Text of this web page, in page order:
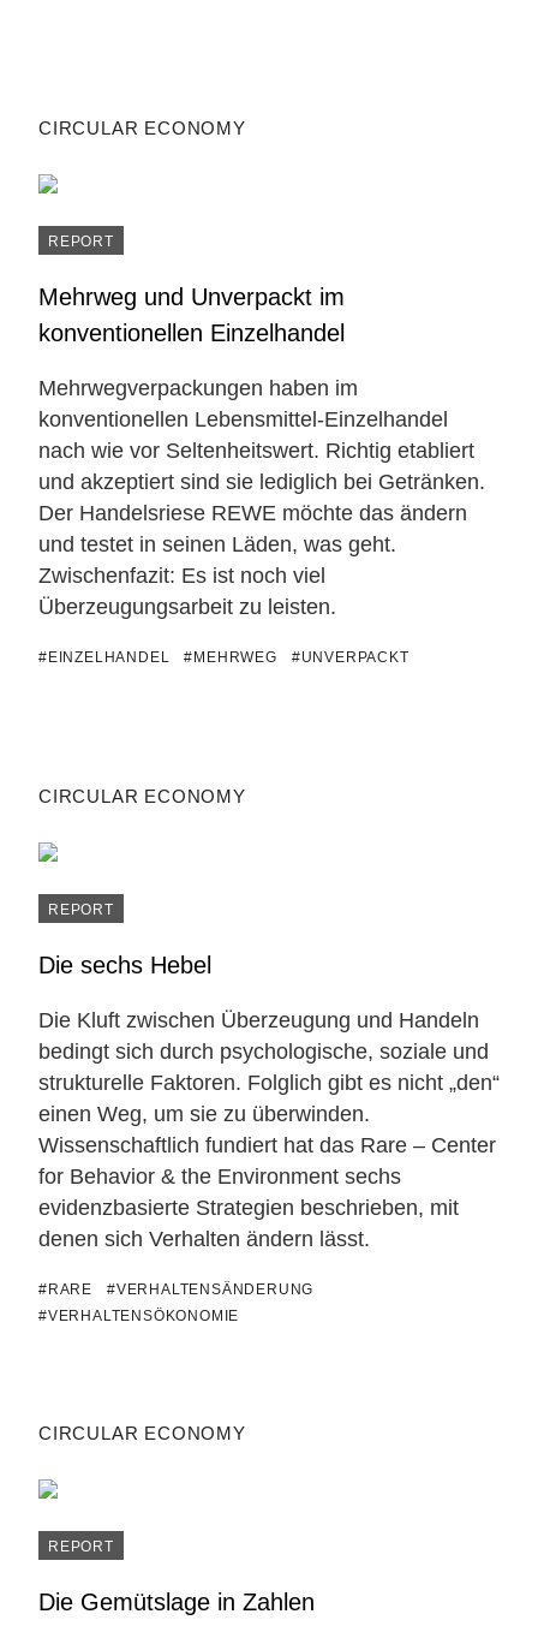
CIRCULAR ECONOMY
REPORT
Mehrweg und Unverpackt im
konventionellen Einzelhandel
Mehrwegverpackungen haben im
konventionellen Lebensmittel-Einzelhandel
nach wie vor Seltenheitswert. Richtig etabliert
und akzeptiert sind sie lediglich bei Getränken.
Der Handelsriese REWE möchte das ändern
und testet in seinen Läden, was geht.
Zwischenfazit: Es ist noch viel
Überzeugungsarbeit zu leisten.
#EINZELHANDEL #MEHRWEG #UNVERPACKT
CIRCULAR ECONOMY
REPORT
Die sechs Hebel
Die Kluft zwischen Überzeugung und Handeln
bedingt sich durch psychologische, soziale und
strukturelle Faktoren. Folglich gibt es nicht „den“
einen Weg, um sie zu überwinden.
Wissenschaftlich fundiert hat das Rare – Center
for Behavior & the Environment sechs
evidenzbasierte Strategien beschrieben, mit
denen sich Verhalten ändern lässt.
#RARE
#VERHALTENSÄNDERUNG
#VERHALTENSÖKONOMIE
CIRCULAR ECONOMY
REPORT
Die Gemütslage in Zahlen